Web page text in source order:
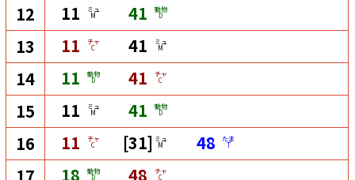
12 11 ミュ
M 41 動物
D
13 11 チャ
C 41 ミュ
M
14 11 動物
D 41 チャ
C
15 11 ミュ
M 41 動物
D
16 11 チャ
C [31] ミュ
M 48 たま
T
18 動物
D 48 チャ
C